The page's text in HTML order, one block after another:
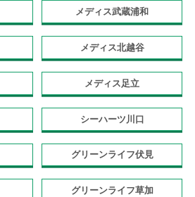
メディス武蔵浦和
メディス北越谷
メディス足立
シーハーツ川口
グリーンライフ伏見
グリーンライフ草加